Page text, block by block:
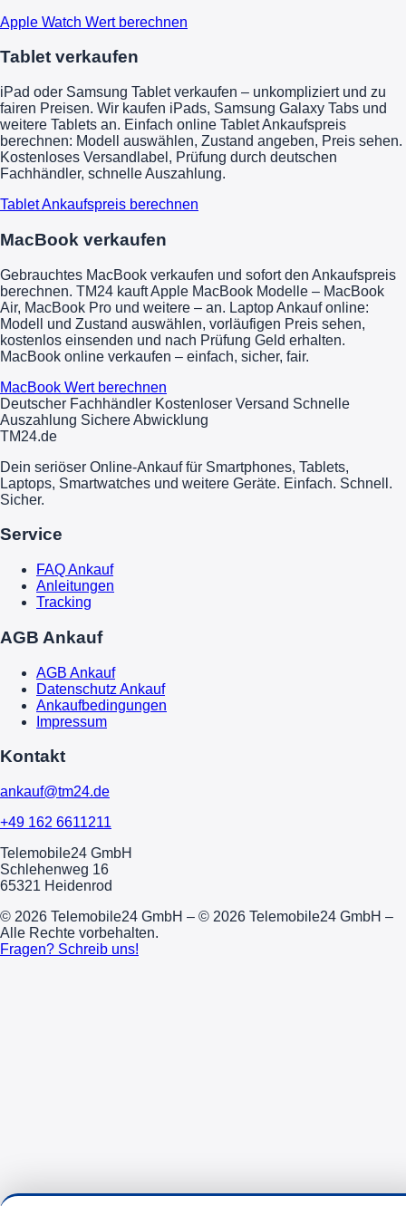
Apple Watch Wert berechnen
Tablet verkaufen
iPad oder Samsung Tablet verkaufen – unkompliziert und zu
fairen Preisen. Wir kaufen iPads, Samsung Galaxy Tabs und
weitere Tablets an. Einfach online Tablet Ankaufspreis
berechnen: Modell auswählen, Zustand angeben, Preis sehen.
Kostenloses Versandlabel, Prüfung durch deutschen
Fachhändler, schnelle Auszahlung.
Tablet Ankaufspreis berechnen
MacBook verkaufen
Gebrauchtes MacBook verkaufen und sofort den Ankaufspreis
berechnen. TM24 kauft Apple MacBook Modelle – MacBook
Air, MacBook Pro und weitere – an. Laptop Ankauf online:
Modell und Zustand auswählen, vorläufigen Preis sehen,
kostenlos einsenden und nach Prüfung Geld erhalten.
MacBook online verkaufen – einfach, sicher, fair.
MacBook Wert berechnen
Deutscher Fachhändler Kostenloser Versand Schnelle
Auszahlung Sichere Abwicklung
TM24.de
Dein seriöser Online-Ankauf für Smartphones, Tablets,
Laptops, Smartwatches und weitere Geräte. Einfach. Schnell.
Sicher.
Service
FAQ Ankauf
Anleitungen
Tracking
AGB Ankauf
AGB Ankauf
Datenschutz Ankauf
Ankaufbedingungen
Impressum
Kontakt
ankauf@tm24.de
+49 162 6611211
Telemobile24 GmbH
Schlehenweg 16
65321 Heidenrod
© 2026 Telemobile24 GmbH – © 2026 Telemobile24 GmbH –
Alle Rechte vorbehalten.
Fragen? Schreib uns!